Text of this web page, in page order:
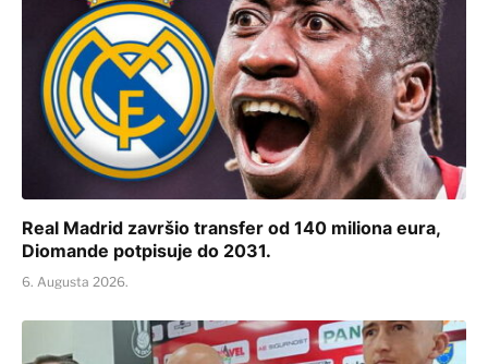
Real Madrid završio transfer od 140 miliona eura,
Diomande potpisuje do 2031.
6. Augusta 2026.